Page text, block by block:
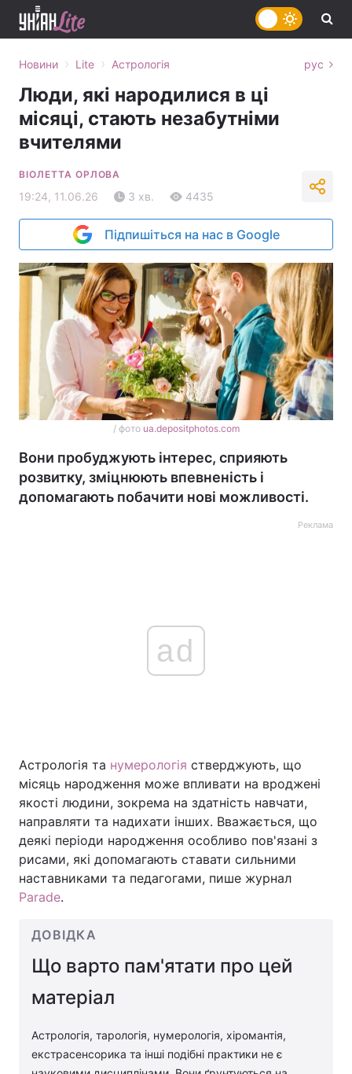
Головна Війна
Україна Політика
Економіка Світ
Спорт Наука
Зброя
Здоров'я
Екологія Регіони
Новини › Lite › Астрологія рус
Люди, які народилися в ці
місяці, стають незабутніми
вчителями
ВІОЛЕТТА ОРЛОВА
19:24, 11.06.26 3 хв. 4435
Підпишіться на нас в Google
/ фото ua.depositphotos.com
Вони пробуджують інтерес, сприяють
розвитку, зміцнюють впевненість і
допомагають побачити нові можливості.
Реклама
ad
Астрологія та нумерологія стверджують, що
місяць народження може впливати на вроджені
якості людини, зокрема на здатність навчати,
направляти та надихати інших. Вважається, що
деякі періоди народження особливо пов'язані з
рисами, які допомагають ставати сильними
наставниками та педагогами, пише журнал
Parade.
ДОВІДКА
Що варто пам'ятати про цей
матеріал
Астрологія, тарологія, нумерологія, хіромантія,
екстрасенсорика та інші подібні практики не є